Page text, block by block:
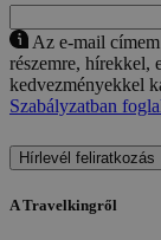
Az e-mail
részemre, hírekkel,
kedvezményekkel
Szabályzatban
Hírlevél feliratkozás
A Travelkingről